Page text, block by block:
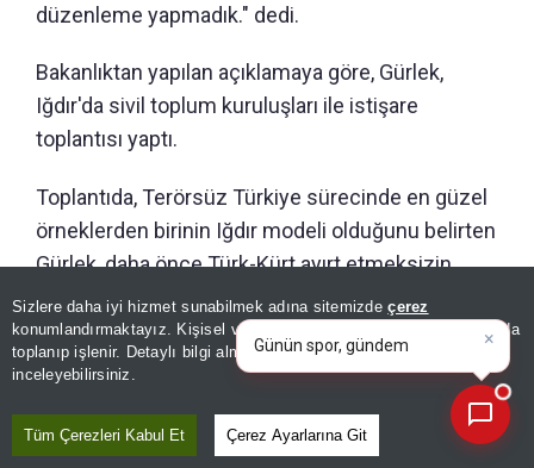
Sizlere daha iyi hizmet sunabilmek adına sitemizdeçerez
konumlandırmaktayız. Kişisel verileriniz, KVKK ve GDPR kapsamında
toplanıp işlenir. Detaylı bilgi almak içinAydınlatma Metnimizi
inceleyebilirsiniz.
Tüm Çerezleri Kabul Et Çerez Ayarlarına Git
düzenleme yapmadık." dedi.
Bakanlıktan yapılan açıklamaya göre, Gürlek,
Iğdır'da sivil toplum kuruluşları ile istişare
toplantısı yaptı.
Toplantıda, Terörsüz Türkiye sürecinde en güzel
örneklerden birinin Iğdır modeli olduğunu belirten
Gürlek, daha önce Türk-Kürt ayırt etmeksizin
kardeşçe yaşadıklarını, şimdi de kol kola
yaşayacaklarını ifade etti.
Günün spor, gündem ve
ekonomi gelişmelerini analiz
edin!|